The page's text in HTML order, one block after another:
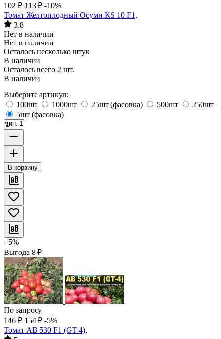
102 ₽ 113 ₽ -10%
Томат Желтоплодный Осуми KS 10 F1,
3.8
Нет в наличии
Нет в наличии
Осталось несколько штук
В наличии
Осталось всего 2 шт.
В наличии
Выберите артикул:
100шт
1000шт 25шт (фасовка) 500шт
250шт
5шт (фасовка)
мин. 1
В корзину
- 5%
Выгода 8 ₽
По запросу
146 ₽ 154 ₽ -5%
Томат AB 530 F1 (GT-4),